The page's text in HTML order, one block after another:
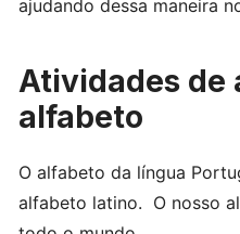
ajudando dessa maneira
Atividades de
alfabeto
O alfabeto da língua
alfabeto latino. O nosso